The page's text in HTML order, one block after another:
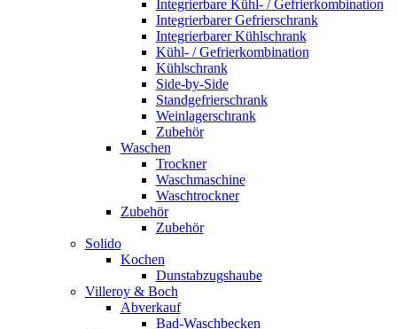
Integrierbare Kühl- / Gefrierkombination
Integrierbarer Gefrierschrank
Integrierbarer Kühlschrank
Kühl- / Gefrierkombination
Kühlschrank
Side-by-Side
Standgefrierschrank
Weinlagerschrank
Zubehör
Waschen
Trockner
Waschmaschine
Waschtrockner
Zubehör
Zubehör
Solido
Kochen
Dunstabzugshaube
Villeroy & Boch
Abverkauf
Bad-Waschbecken